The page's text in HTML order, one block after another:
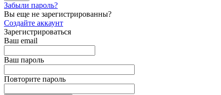
Забыли пароль?
Вы еще не зарегистрированны?
Создайте аккаунт
Зарегистрироваться
Ваш email
Ваш пароль
Повторите пароль